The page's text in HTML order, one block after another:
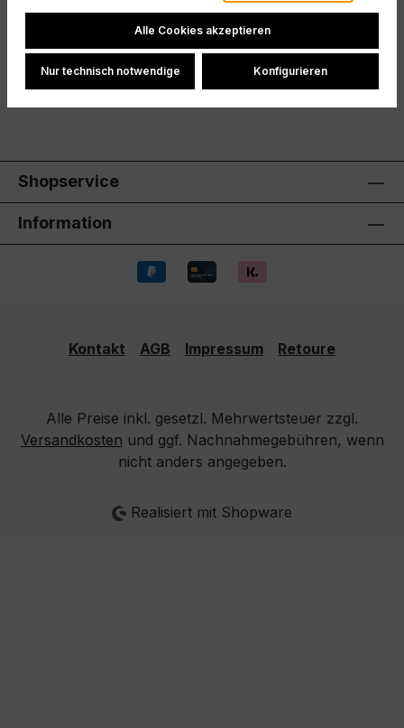
Größe: XS
Hersteller
Bewertungen
Shopservice
Information
Kontakt AGB Impressum Retoure
Alle Preise inkl. gesetzl. Mehrwertsteuer zzgl.
Versandkosten und ggf. Nachnahmegebühren, wenn
nicht anders angegeben.
Realisiert mit Shopware
Cookie-Einstellungen
Alle Cookies akzeptieren
Nur technisch notwendige Konfigurieren